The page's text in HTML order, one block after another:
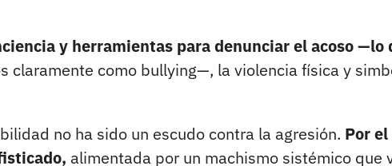
y herramientas para denunciar el acoso —lo
claramente como bullying—, la violencia física y
no ha sido un escudo contra la agresión. Por el
alimentada por un machismo sistémico que